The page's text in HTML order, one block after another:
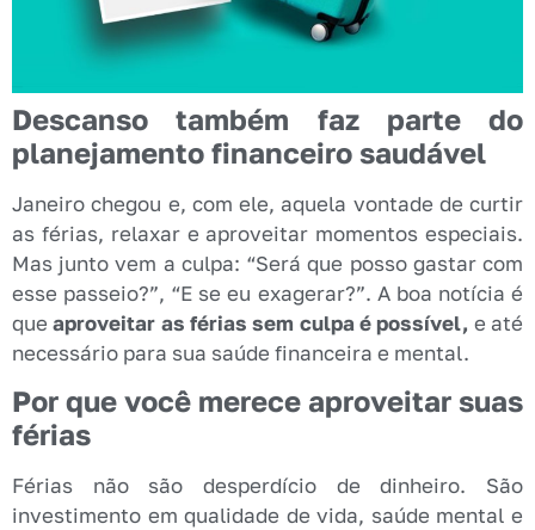
Descanso também faz parte do
planejamento financeiro saudável
Janeiro chegou e, com ele, aquela vontade de curtir
as férias, relaxar e aproveitar momentos especiais.
Mas junto vem a culpa: “Será que posso gastar com
esse passeio?”, “E se eu exagerar?”. A boa notícia é
queaproveitar as férias sem culpa é possível, e até
necessário para sua saúde financeira e mental.
Por que você merece aproveitar suas
férias
Férias não são desperdício de dinheiro. São
investimento em qualidade de vida, saúde mental e